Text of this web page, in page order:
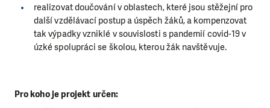
realizovat doučování v oblastech, které jsou stěžejní pro
další vzdělávací postup a úspěch žáků, a kompenzovat
tak výpadky vzniklé v souvislosti s pandemií covid-19 v
úzké spolupráci se školou, kterou žák navštěvuje.
Pro koho je projekt určen: